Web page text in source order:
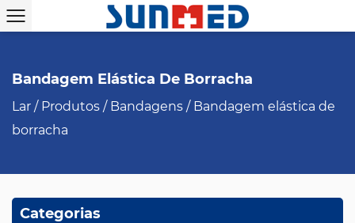
Bandagem Elástica De Borracha
Lar / Produtos / Bandagens / Bandagem elástica de
borracha
Categorias